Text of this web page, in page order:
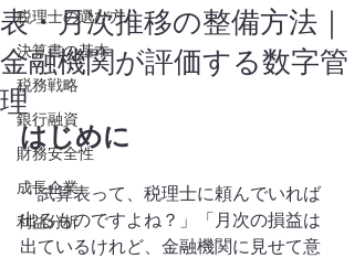
税理士の選び方
決算書の基本
税務戦略
銀行融資
財務安全性
成長企業
利益分析
表・月次推移の整備方法｜
金融機関が評価する数字管
理
はじめに
「試算表って、税理士に頼んでいれば
出るものですよね？」「月次の損益は
出ているけれど、金融機関に見せて意